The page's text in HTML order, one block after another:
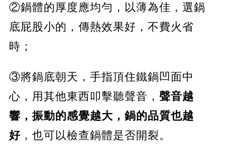
②鍋體的厚度應均勻，以薄為佳，選鍋
底屁股小的，傳熱效果好，不費火省
時；
③將鍋底朝天，手指頂住鐵鍋凹面中
心，用其他東西叩擊聽聲音， 聲音越
響，振動的感覺越大，鍋的品質也越
好，也可以檢查鍋體是否開裂。